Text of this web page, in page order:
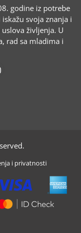
godine iz potrebe
svoja znanja i
življenja. U
rad sa mladima i
i privatnosti